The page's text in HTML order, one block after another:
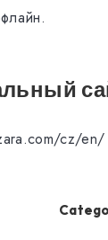
cz/en/